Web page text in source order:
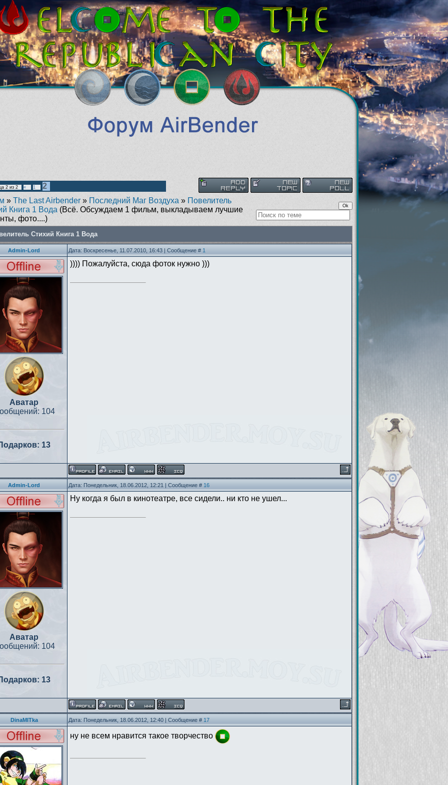
2 из 2 « 1
2
» The Last Airbender » Последний Маг Воздуха » Повелитель
Книга 1 Вода (Всё. Обсуждаем 1 фильм, выкладываем лучшие
фото....)
Стихий Книга 1 Вода
Admin-Lord Дата: Воскресенье, 11.07.2010, 16:43 | Сообщение # 1
Аватар
104
13
)))) Пожалуйста, сюда фоток нужно )))
Admin-Lord Дата: Понедельник, 18.06.2012, 12:21 | Сообщение # 16
Аватар
104
13
Ну когда я был в кинотеатре, все сидели.. ни кто не ушел...
DinaMITka Дата: Понедельник, 18.06.2012, 12:40 | Сообщение # 17
ну не всем нравится такое творчество